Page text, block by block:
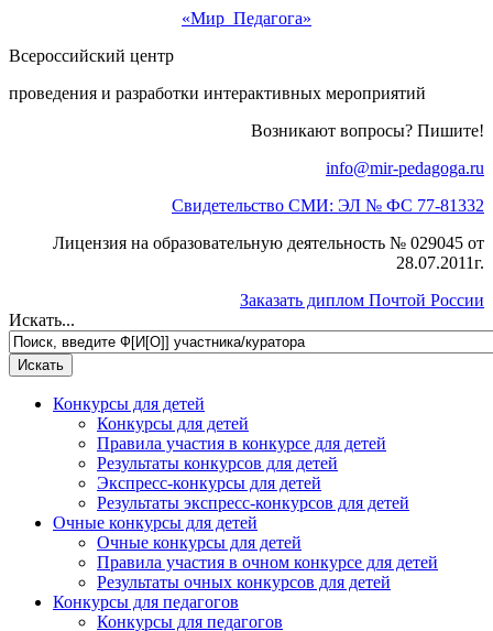
«Мир Педагога»
Всероссийский центр
проведения и разработки интерактивных мероприятий
Возникают вопросы? Пишите!
info@mir-pedagoga.ru
Свидетельство СМИ: ЭЛ № ФС 77-81332
Лицензия на образовательную деятельность № 029045 от
28.07.2011г.
Заказать диплом Почтой России
Искать...
Конкурсы для детей
Конкурсы для детей
Правила участия в конкурсе для детей
Результаты конкурсов для детей
Экспресс-конкурсы для детей
Результаты экспресс-конкурсов для детей
Очные конкурсы для детей
Очные конкурсы для детей
Правила участия в очном конкурсе для детей
Результаты очных конкурсов для детей
Конкурсы для педагогов
Конкурсы для педагогов